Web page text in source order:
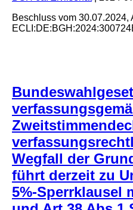
Beschluss vom 30.07.2024,
Wegfall der
führt derzeit zu
5%-Sperrklausel